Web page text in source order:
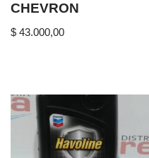
CHEVRON
$ 43.000,00